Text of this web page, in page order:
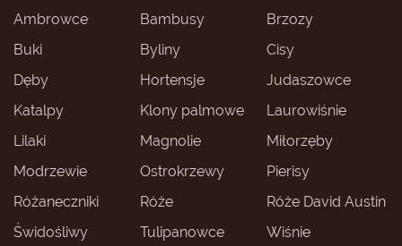
Ambrowce Bambusy
Brzozy
Buki
Byliny
Cisy
Dęby
Hortensje
Judaszowce
Katalpy
Klony palmowe
Laurowiśnie
Lilaki
Magnolie
Miłorzęby
Modrzewie
Ostrokrzewy
Pierisy
Różaneczniki
Róże
Róże David Austin
Świdośliwy
Tulipanowce Wiśnie